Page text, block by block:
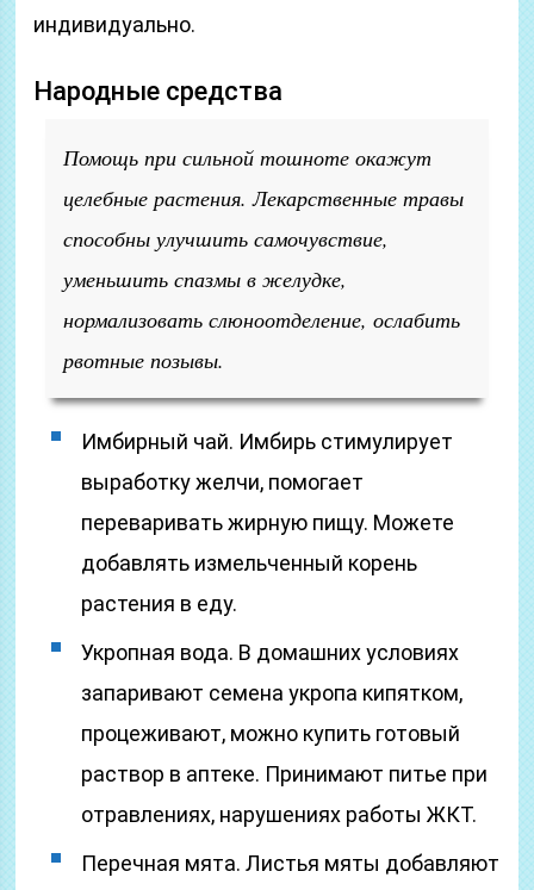
индивидуально.
Народные средства
Помощь при сильной тошноте окажут
целебные растения. Лекарственные травы
способны улучшить самочувствие,
уменьшить спазмы в желудке,
нормализовать слюноотделение, ослабить
рвотные позывы.
Имбирный чай. Имбирь стимулирует
выработку желчи, помогает
переваривать жирную пищу. Можете
добавлять измельченный корень
растения в еду.
Укропная вода. В домашних условиях
запаривают семена укропа кипятком,
процеживают, можно купить готовый
раствор в аптеке. Принимают питье при
отравлениях, нарушениях работы ЖКТ.
Перечная мята. Листья мяты добавляют